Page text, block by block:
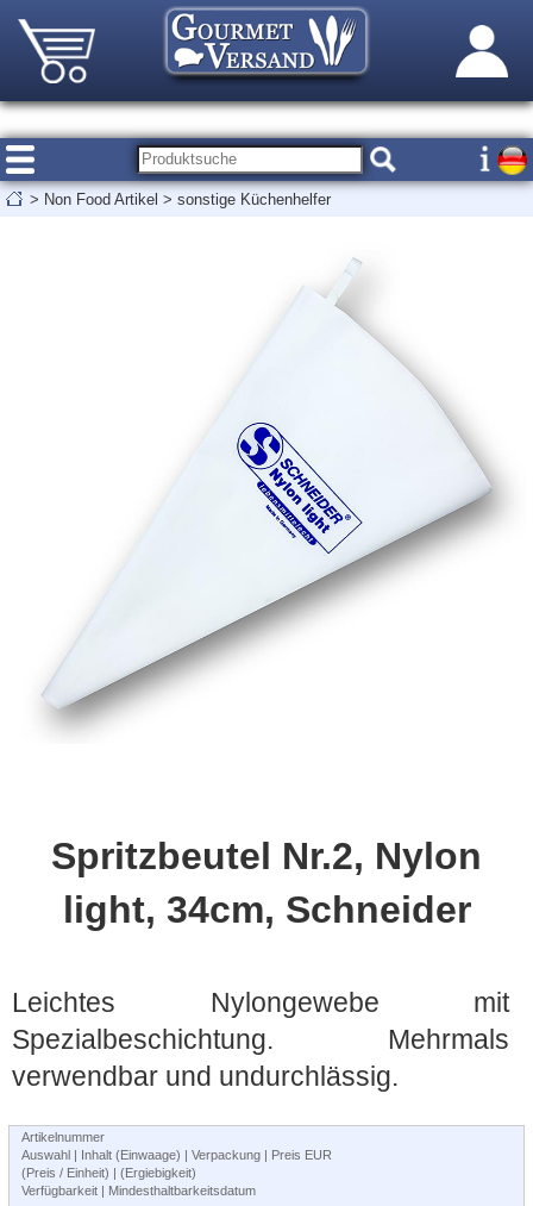
> Non Food Artikel > sonstige Küchenhelfer
Spritzbeutel Nr.2, Nylon
light, 34cm, Schneider
Leichtes Nylongewebe mit
Spezialbeschichtung. Mehrmals
verwendbar und undurchlässig.
Artikelnummer
Auswahl | Inhalt (Einwaage) | Verpackung | Preis EUR
(Preis / Einheit) | (Ergiebigkeit)
Verfügbarkeit | Mindesthaltbarkeitsdatum